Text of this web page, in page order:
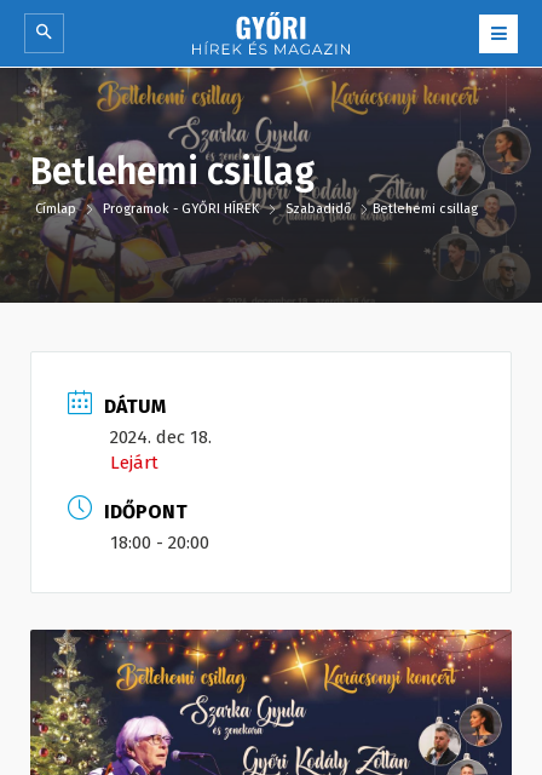
Betlehemi csillag
Címlap Programok - GYŐRI HÍREK Szabadidő Betlehemi csillag
DÁTUM
2024. dec 18.
Lejárt
IDŐPONT
18:00 - 20:00